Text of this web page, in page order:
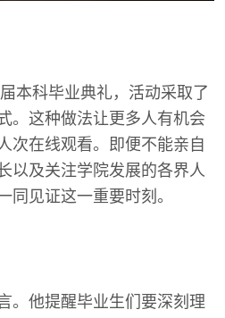
本科毕业典礼，活动采取了
。这种做法让更多人有机会
次在线观看。即便不能亲自
以及关注学院发展的各界人
同见证这一重要时刻。
。他提醒毕业生们要深刻理